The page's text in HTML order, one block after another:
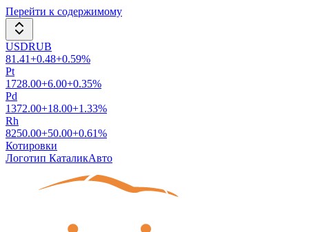
Перейти к содержимому
USDRUB
81.41+0.48+0.59%
Pt
1728.00+6.00+0.35%
Pd
1372.00+18.00+1.33%
Rh
8250.00+50.00+0.61%
Котировки
Логотип КаталикАвто